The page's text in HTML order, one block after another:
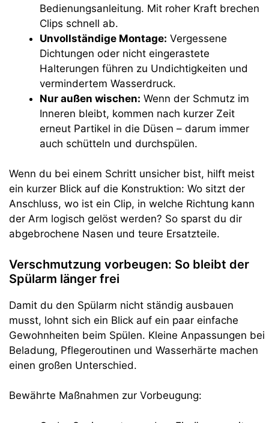
Bedienungsanleitung. Mit roher Kraft brechen
Clips schnell ab.
Unvollständige Montage: Vergessene
Dichtungen oder nicht eingerastete
Halterungen führen zu Undichtigkeiten und
vermindertem Wasserdruck.
Nur außen wischen: Wenn der Schmutz im
Inneren bleibt, kommen nach kurzer Zeit
erneut Partikel in die Düsen – darum immer
auch schütteln und durchspülen.
Wenn du bei einem Schritt unsicher bist, hilft meist
ein kurzer Blick auf die Konstruktion: Wo sitzt der
Anschluss, wo ist ein Clip, in welche Richtung kann
der Arm logisch gelöst werden? So sparst du dir
abgebrochene Nasen und teure Ersatzteile.
Verschmutzung vorbeugen: So bleibt der
Spülarm länger frei
Damit du den Spülarm nicht ständig ausbauen
musst, lohnt sich ein Blick auf ein paar einfache
Gewohnheiten beim Spülen. Kleine Anpassungen bei
Beladung, Pflegeroutinen und Wasserhärte machen
einen großen Unterschied.
Bewährte Maßnahmen zur Vorbeugung: